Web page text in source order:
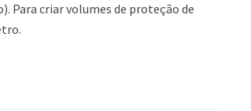
Para criar volumes de proteção de